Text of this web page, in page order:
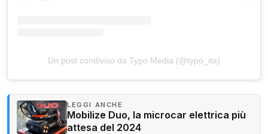
Un post condiviso da Typo Media (@typo_ita)
LEGGI ANCHE
Mobilize Duo, la microcar elettrica più
attesa del 2024